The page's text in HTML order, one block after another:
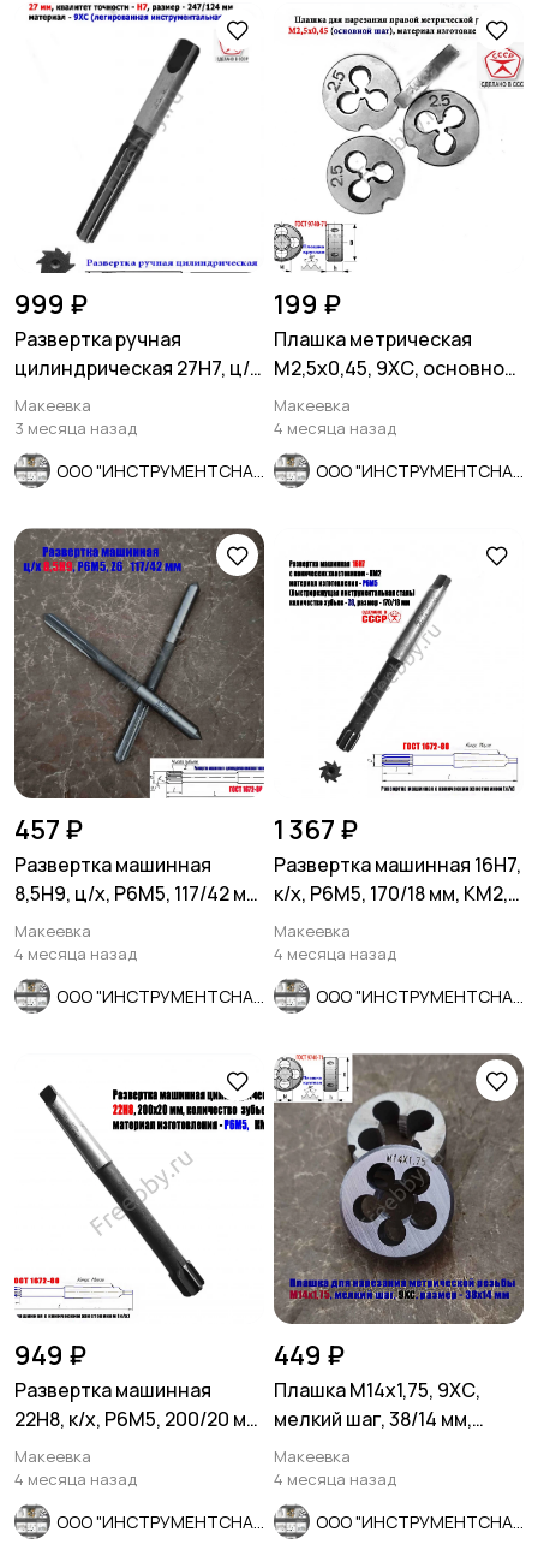
999 ₽
Развертка ручная
цилиндрическая 27Н7, ц/
х, 9ХС, 247/124 мм, Z8,
СССР.
Макеевка
3 месяца назад
199 ₽
Плашка метрическая
М2,5х0,45, 9ХС, основной
шаг, 15/3 мм, СССР.
Макеевка
4 месяца назад
457 ₽
Развертка машинная
8,5Н9, ц/х, Р6М5, 117/42 мм,
ГОСТ 1672-80, СССР
Макеевка
4 месяца назад
1 367 ₽
Развертка машинная 16Н7,
к/х, Р6М5, 170/18 мм, КМ2,
Z8, СССР.
Макеевка
4 месяца назад
949 ₽
Развертка машинная
22Н8, к/х, Р6М5, 200/20 мм,
КМ2, 2363-0385, СССР.
Макеевка
4 месяца назад
449 ₽
Плашка М14х1,75, 9ХС,
мелкий шаг, 38/14 мм,
ГОСТ 7740-71.
Макеевка
4 месяца назад